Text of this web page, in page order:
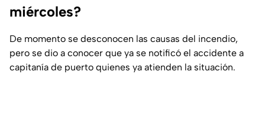
miércoles?
De momento se desconocen las causas del incendio,
pero se dio a conocer que ya se notificó el accidente a
capitanía de puerto quienes ya atienden la situación.